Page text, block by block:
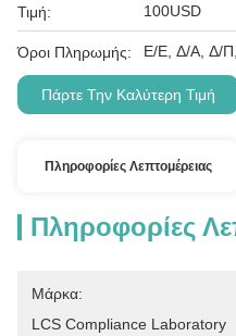
Τιμή: 100USD
Όροι Πληρωμής: Ε/Ε, Δ/Α, Δ/
Πάρτε Την Καλύτερη Τιμή
Πληροφορίες Λεπτομέρειας
Πληροφορίες
Μάρκα:
LCS Compliance Laboratory